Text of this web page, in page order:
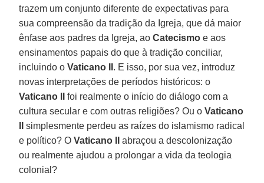
trazem um conjunto diferente de expectativas para
sua compreensão da tradição da Igreja, que dá maior
ênfase aos padres da Igreja, aoCatecismo e aos
ensinamentos papais do que à tradição conciliar,
incluindo oVaticano II . E isso, por sua vez, introduz
novas interpretações de períodos históricos: o
Vaticano II
foi realmente o início do diálogo com a
cultura secular e com outras religiões? Ou oVaticano
simplesmente perdeu as raízes do islamismo radical
e político? OVaticano II
abraçou a descolonização
ou realmente ajudou a prolongar a vida da teologia
colonial?